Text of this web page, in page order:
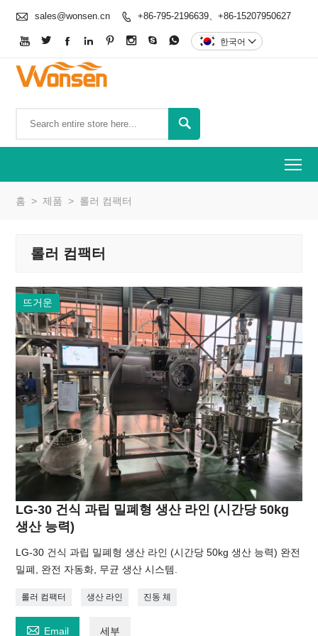
 sales@wonsen.cn  +86-795-2196639、+86-15207950627
        한국어 

홈 > 제품 > 롤러 컴팩터
롤러 컴팩터
뜨거운
LG-30 건식 과립 밀폐형 생산 라인 (시간당 50kg
생산 능력)
LG-30 건식 과립 밀폐형 생산 라인 (시간당 50kg 생산 능력) 완전
밀폐, 완전 자동화, 무균 생산 시스템.
롤러 컴팩터 생산 라인 진동 체
 Email 세부